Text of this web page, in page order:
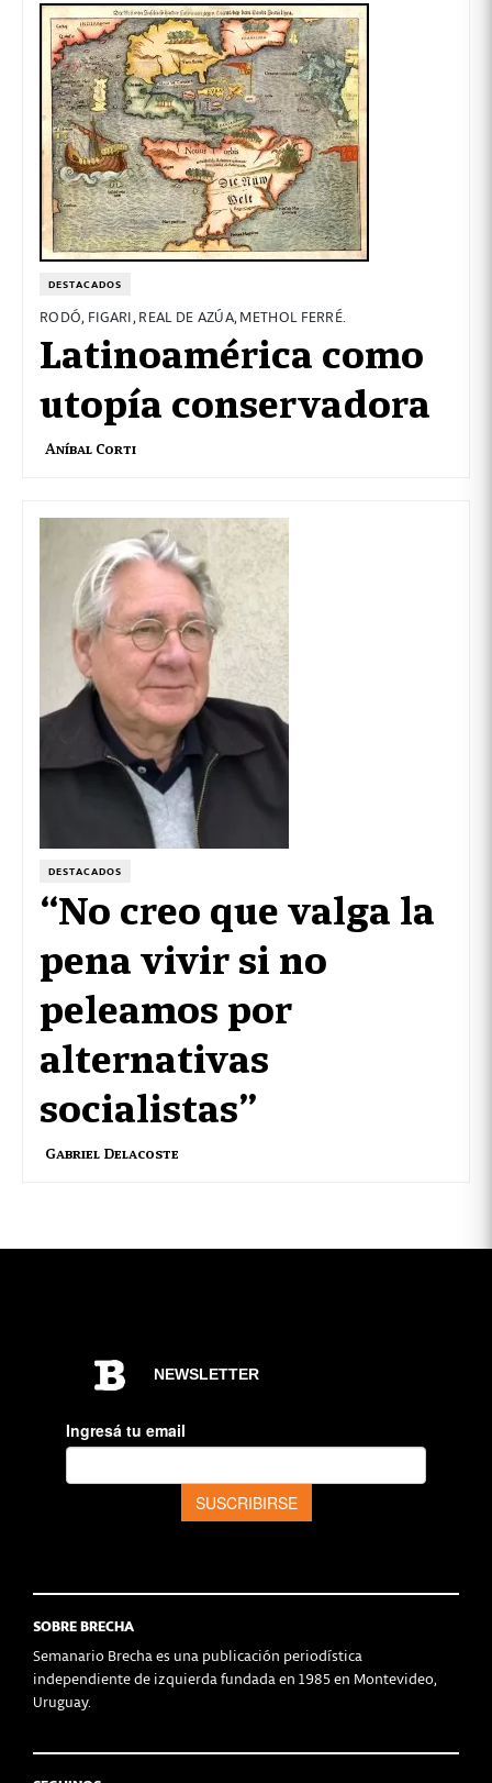
DESTACADOS
RODÓ, FIGARI, REAL DE AZÚA, METHOL FERRÉ.
Latinoamérica como
utopía conservadora
Aníbal Corti
DESTACADOS
“No creo que valga la
pena vivir si no
peleamos por
alternativas
socialistas”
Gabriel Delacoste
SOBRE BRECHA
Semanario Brecha es una publicación periodística
independiente de izquierda fundada en 1985 en Montevideo,
Uruguay.